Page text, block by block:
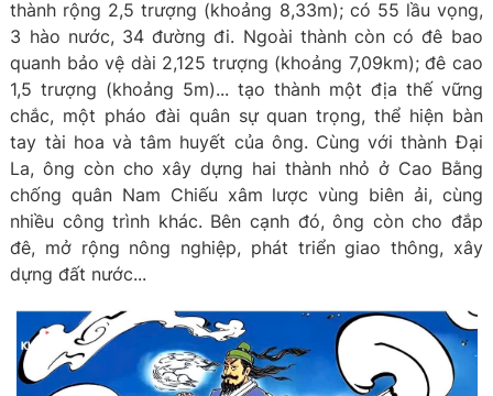
thành rộng 2,5 trượng (khoảng 8,33m); có 55 lầu vọng,
3 hào nước, 34 đường đi. Ngoài thành còn có đê bao
quanh bảo vệ dài 2,125 trượng (khoảng 7,09km); đê cao
1,5 trượng (khoảng 5m)... tạo thành một địa thế vững
chắc, một pháo đài quân sự quan trọng, thể hiện bàn
tay tài hoa và tâm huyết của ông. Cùng với thành Đại
La, ông còn cho xây dựng hai thành nhỏ ở Cao Bằng
chống quân Nam Chiếu xâm lược vùng biên ải, cùng
nhiều công trình khác. Bên cạnh đó, ông còn cho đắp
đê, mở rộng nông nghiệp, phát triển giao thông, xây
dựng đất nước...